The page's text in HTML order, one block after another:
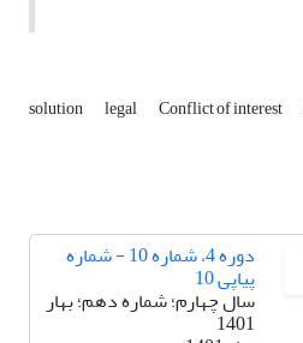
solution legal Conflict of interest
دوره 4، شماره 10 - شماره
پیاپی 10
سال چهارم؛ شماره دهم؛ بهار
1401